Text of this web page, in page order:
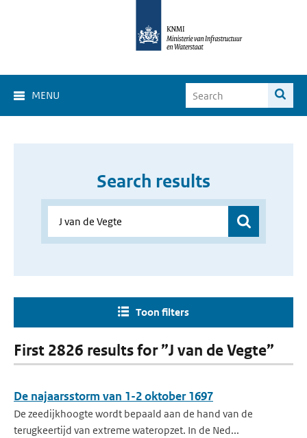
MENU
Search results
Toon filters
First 2826 results for ”J van de Vegte”
De najaarsstorm van 1-2 oktober 1697
De zeedijkhoogte wordt bepaald aan de hand van de
terugkeertijd van extreme wateropzet. In de Ned...